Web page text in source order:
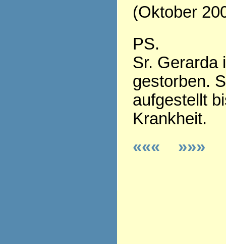
(Oktober
PS.
Sr. Gerarda
gestorben.
aufgestellt
Krankheit.
«««
»»»